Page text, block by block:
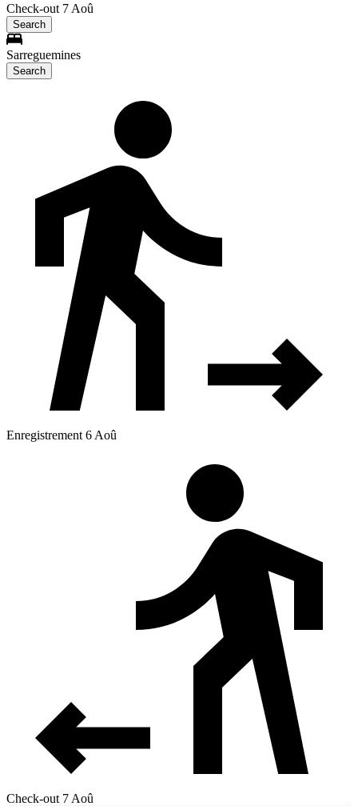
Check-out 7 Aoû
Search
Sarreguemines
Search
Enregistrement 6 Aoû
Check-out 7 Aoû